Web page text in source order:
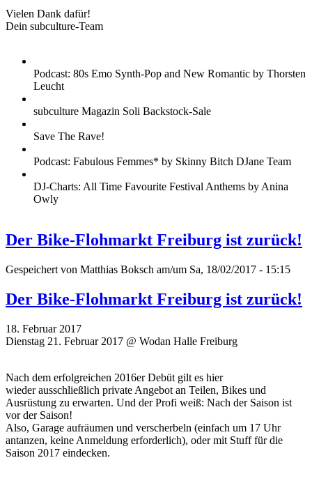
Vielen Dank dafür!
Dein subculture-Team
Podcast: 80s Emo Synth-Pop and New Romantic by Thorsten
Leucht
subculture Magazin Soli Backstock-Sale
Save The Rave!
Podcast: Fabulous Femmes* by Skinny Bitch DJane Team
DJ-Charts: All Time Favourite Festival Anthems by Anina
Owly
Der Bike-Flohmarkt Freiburg ist zurück!
Gespeichert von Matthias Boksch am/um Sa, 18/02/2017 - 15:15
Der Bike-Flohmarkt Freiburg ist zurück!
18. Februar 2017
Dienstag 21. Februar 2017 @ Wodan Halle Freiburg
Nach dem erfolgreichen 2016er Debüt gilt es hier
wieder ausschließlich private Angebot an Teilen, Bikes und
Ausrüstung zu erwarten. Und der Profi weiß: Nach der Saison ist
vor der Saison!
Also, Garage aufräumen und verscherbeln (einfach um 17 Uhr
antanzen, keine Anmeldung erforderlich), oder mit Stuff für die
Saison 2017 eindecken.